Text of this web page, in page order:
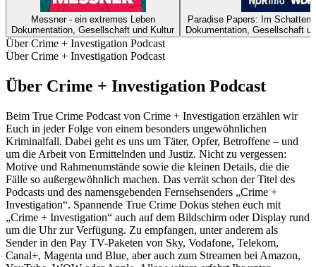
Messner - ein extremes Leben
Dokumentation, Gesellschaft und Kultur
Paradise Papers: Im
Dokumentation, Gesellschaft
Über Crime + Investigation Podcast
Über Crime + Investigation Podcast
Über Crime + Investigation Podcast
Beim True Crime Podcast von Crime + Investigation erzählen wir
Euch in jeder Folge von einem besonders ungewöhnlichen
Kriminalfall. Dabei geht es uns um Täter, Opfer, Betroffene – und
um die Arbeit von Ermittelnden und Justiz. Nicht zu vergessen:
Motive und Rahmenumstände sowie die kleinen Details, die die
Fälle so außergewöhnlich machen. Das verrät schon der Titel des
Podcasts und des namensgebenden Fernsehsenders „Crime +
Investigation“. Spannende True Crime Dokus stehen euch mit
„Crime + Investigation“ auch auf dem Bildschirm oder Display rund
um die Uhr zur Verfügung. Zu empfangen, unter anderem als
Sender in den Pay TV-Paketen von Sky, Vodafone, Telekom,
Canal+, Magenta und Blue, aber auch zum Streamen bei Amazon,